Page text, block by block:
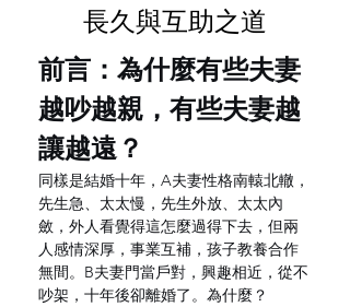
長久與互助之道
前言：為什麼有些夫妻
越吵越親，有些夫妻越
讓越遠？
同樣是結婚十年，A夫妻性格南轅北轍，
先生急、太太慢，先生外放、太太內
斂，外人看覺得這怎麼過得下去，但兩
人感情深厚，事業互補，孩子教養合作
無間。B夫妻門當戶對，興趣相近，從不
吵架，十年後卻離婚了。為什麼？